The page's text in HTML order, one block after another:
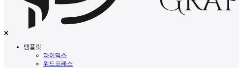
템플릿
라이믹스
워드프레스